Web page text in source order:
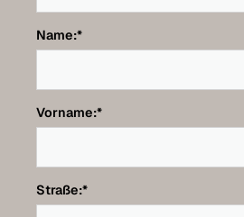
Name:*
Vorname:*
Straße:*